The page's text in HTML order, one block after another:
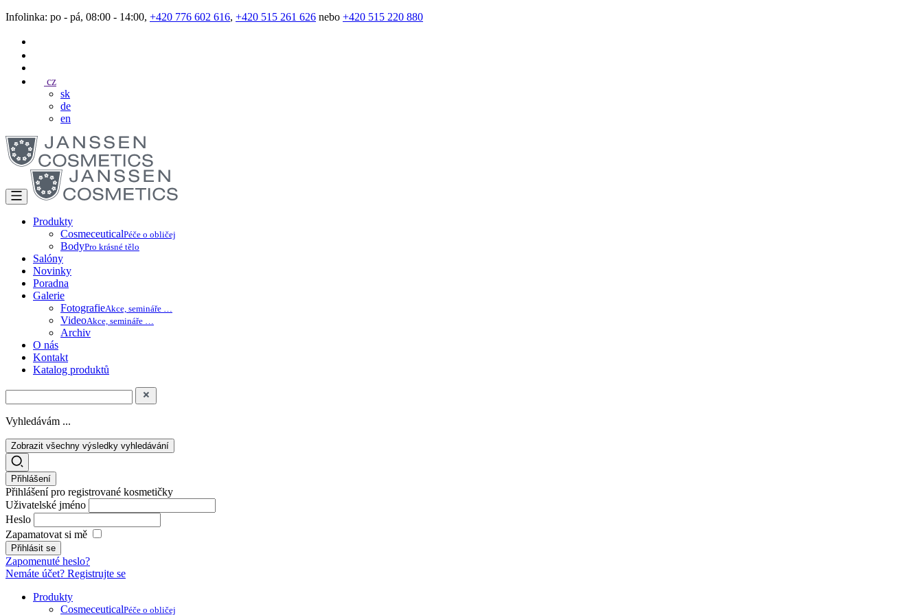
Infolinka: po - pá, 08:00 - 14:00, +420 776 602 616, +420 515 261 626 nebo +420 515 220 880
cz
sk
de
en
Produkty
CosmeceuticalPéče o obličej
BodyPro krásné tělo
Salóny
Novinky
Poradna
Galerie
FotografieAkce, semináře …
VideoAkce, semináře …
Archiv
O nás
Kontakt
Katalog produktů
Vyhledávám ...
Zobrazit všechny výsledky vyhledávání
Přihlášení
Přihlášení pro registrované kosmetičky
Uživatelské jméno
Heslo
Zapamatovat si mě
Zapomenuté heslo?
Nemáte účet? Registrujte se
Produkty
CosmeceuticalPéče o obličej